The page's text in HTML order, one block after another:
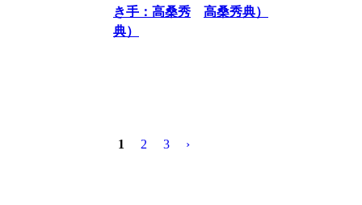
き手：高桑秀
典）
高桑秀典）
1 2 3 ›